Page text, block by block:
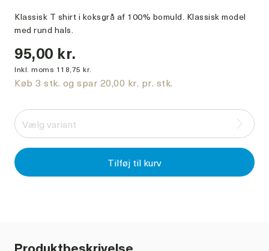
Klassisk T shirt i koksgrå af 100% bomuld. Klassisk model
med rund hals.
95,00 kr.
Inkl. moms 118,75 kr.
Køb 3 stk. og spar 20,00 kr. pr. stk.
Vælg variant
Tilføj til kurv